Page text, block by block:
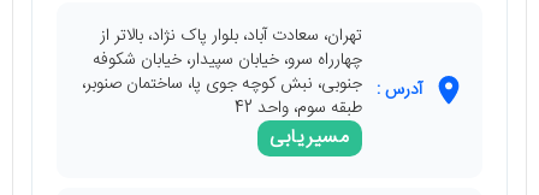
آدرس :
تهران، سعادت آباد، بلوار پاک نژاد، بالاتر از
چهارراه سرو، خیابان سپیدار، خیابان شکوفه
جنوبی، نبش کوچه جوی پا، ساختمان صنوبر،
طبقه سوم، واحد 42
مسیریابی